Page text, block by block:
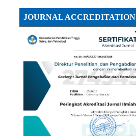
JOURNAL ACCREDITATION